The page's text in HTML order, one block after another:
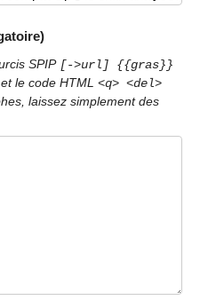
SPIP [->url] {{gras}}
et le code HTML <q> <del>
laissez simplement des